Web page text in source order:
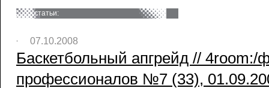
статьи:
07.10.2008
Баскетбольный апгрейд // 4room:/
профессионалов №7 (33),